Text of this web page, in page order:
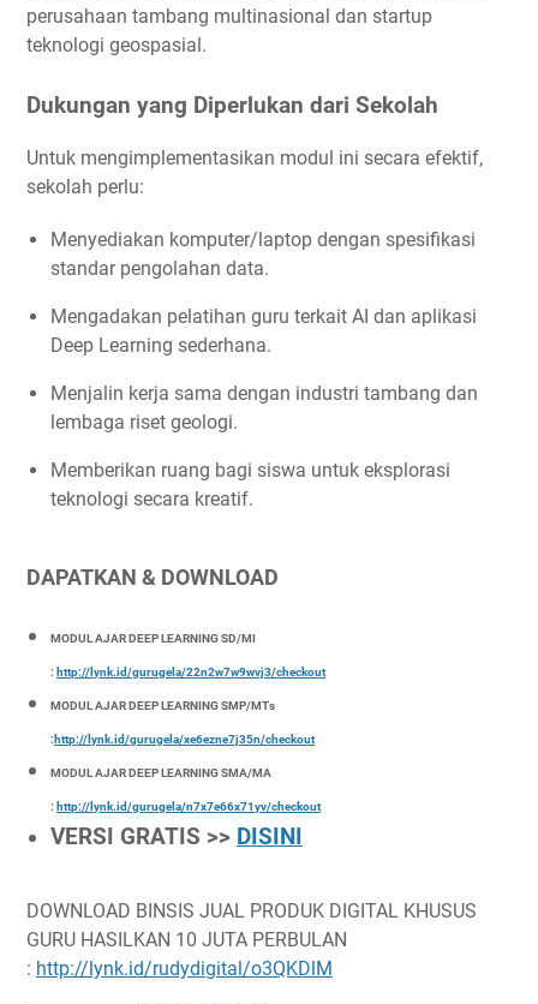
perusahaan tambang multinasional dan startup
teknologi geospasial.
Dukungan yang Diperlukan dari Sekolah
Untuk mengimplementasikan modul ini secara efektif,
sekolah perlu:
Menyediakan komputer/laptop dengan spesifikasi
standar pengolahan data.
Mengadakan pelatihan guru terkait AI dan aplikasi
Deep Learning sederhana.
Menjalin kerja sama dengan industri tambang dan
lembaga riset geologi.
Memberikan ruang bagi siswa untuk eksplorasi
teknologi secara kreatif.
DAPATKAN & DOWNLOAD
MODUL AJAR DEEP LEARNING SD/MI
: http://lynk.id/gurugela/22n2w7w9wvj3/checkout
MODUL AJAR DEEP LEARNING SMP/MTs
: http://lynk.id/gurugela/xe6ezne7j35n/checkout
MODUL AJAR DEEP LEARNING SMA/MA
: http://lynk.id/gurugela/n7x7e66x71yv/checkout
VERSI GRATIS >> DISINI
DOWNLOAD BINSIS JUAL PRODUK DIGITAL KHUSUS
GURU HASILKAN 10 JUTA PERBULAN
: http://lynk.id/rudydigital/o3QKDlM